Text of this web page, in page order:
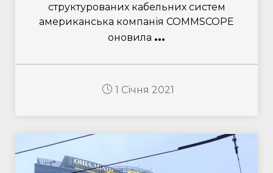
структурованих кабельних систем
американська компанія COMMSCOPE
оновила ...
1 Січня 2021